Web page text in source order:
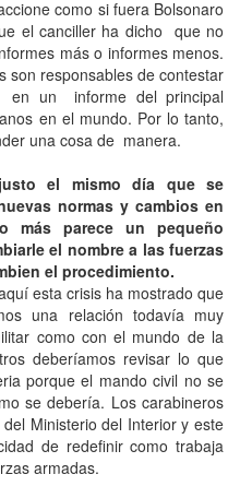
como si fuera Bolsonaro
el canciller ha dicho que no
más o informes menos.
son responsables de contestar
en un informe del principal
en el mundo. Por lo tanto,
una cosa de manera.
el mismo día que se
normas y cambios en
más parece un pequeño
el nombre a las fuerzas
el procedimiento.
esta crisis ha mostrado que
una relación todavía muy
como con el mundo de la
deberíamos revisar lo que
porque el mando civil no se
se debería. Los carabineros
Ministerio del Interior y este
de redefinir como trabaja
armadas.